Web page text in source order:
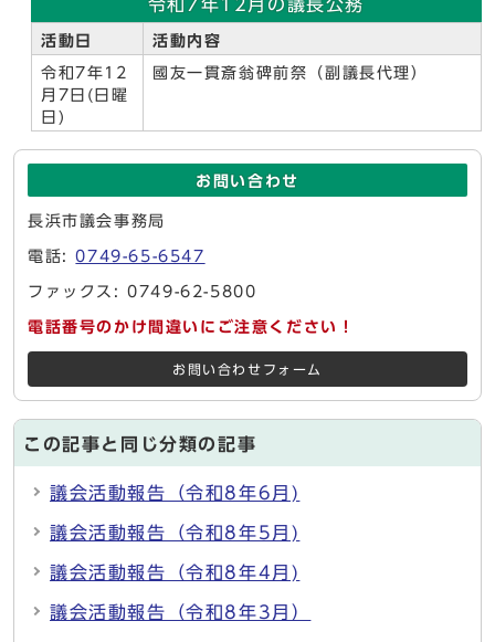
令和7年12月の議長公務
活動日 活動内容
令和7年12
月7日(日曜
日)
國友一貫斎翁碑前祭（副議長代理）
お問い合わせ
長浜市議会事務局
電話:0749-65-6547
ファックス: 0749-62-5800
電話番号のかけ間違いにご注意ください！
お問い合わせフォーム
この記事と同じ分類の記事
議会活動報告（令和8年6月)
議会活動報告（令和8年5月)
議会活動報告（令和8年4月)
議会活動報告（令和8年3月）